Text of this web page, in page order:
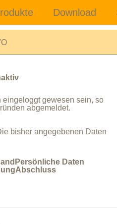
gewesen sein, so
abgemeldet.
bisher angegebenen Daten
Persönliche Daten
Abschluss